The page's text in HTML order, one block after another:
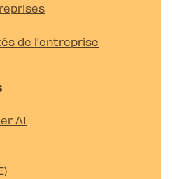
de l'entreprise
A1